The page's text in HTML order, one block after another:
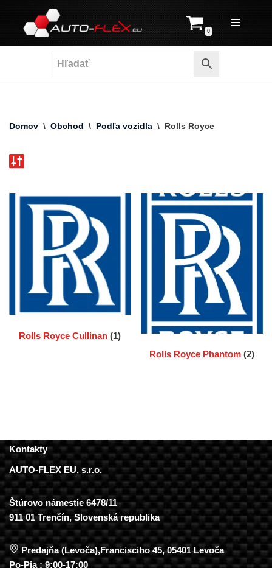
Prejsť
na
0
Domov \ Obchod \ Podľa vozidla \ Rolls Royce
Rolls Royce Cullinan(1)
Rolls Royce Phantom(2)
Kontakty
AUTO-FLEX EU, s.r.o.
Štúrovo námestie 6478/11
911 01 Trenčín, Slovenská republika
Predajňa (Levoča),Francisciho 45, 05401 Levoča
Po-Pia : 9:00-17:00